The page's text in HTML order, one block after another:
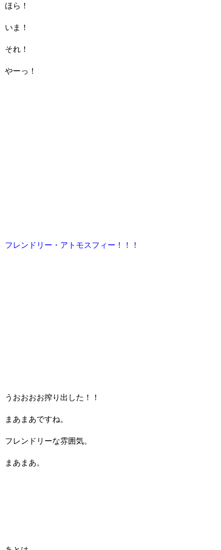
ほら！
いま！
それ！
やーっ！
フレンドリー・アトモスフィー！！！
うおおおお搾り出した！！
まあまあですね。
フレンドリーな雰囲気。
まあまあ。